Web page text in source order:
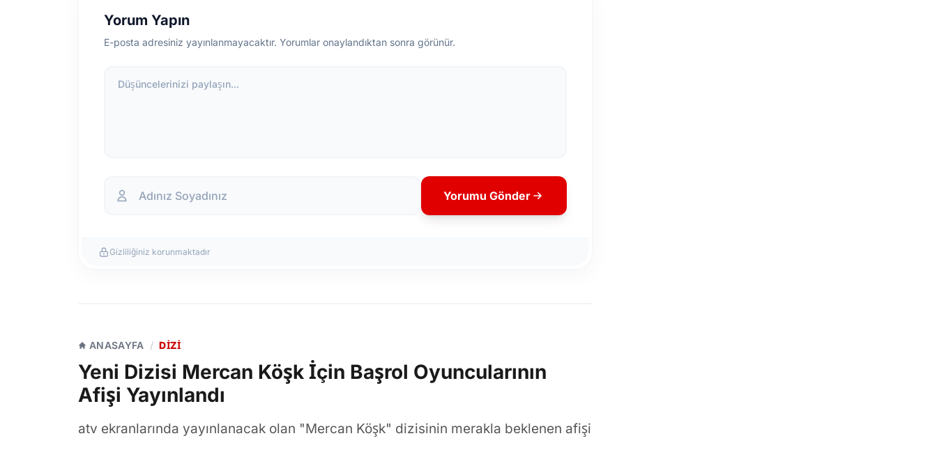
Yorum Yapın
E-posta adresiniz yayınlanmayacaktır. Yorumlar onaylandıktan sonra görünür.
Düşüncelerinizi paylaşın...
Yorumu Gönder
Gizliliğiniz korunmaktadır
ANASAYFA / DIZI
Yeni Dizisi Mercan Köşk İçin Başrol Oyuncularının
Afişi Yayınlandı
atv ekranlarında yayınlanacak olan "Mercan Köşk" dizisinin merakla beklenen afişi